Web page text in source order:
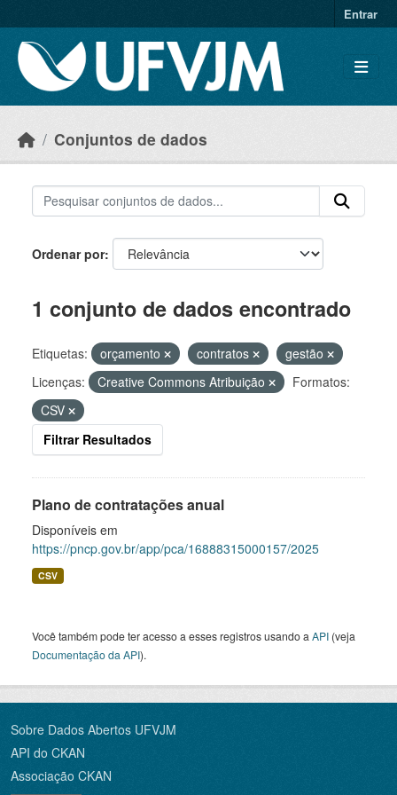
Entrar
Conjuntos de dados
Ordenar por
1 conjunto de dados encontrado
Etiquetas: orçamento contratos
gestão
Licenças:
Creative Commons Atribuição
Formatos:
CSV
Filtrar Resultados
Plano de contratações anual
Disponíveis em
https://pncp.gov.br/app/pca/16888315000157/2025
CSV
Você também pode ter acesso a esses registros usando a API (veja
Documentação da API).
Sobre Dados Abertos UFVJM
API do CKAN
Associação CKAN